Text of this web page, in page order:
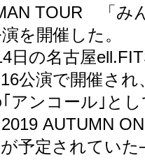
TOUR 「み
を開催した。
日の名古屋
公演で開催され
アンコール｣と
AUTUMN
が予定されてい